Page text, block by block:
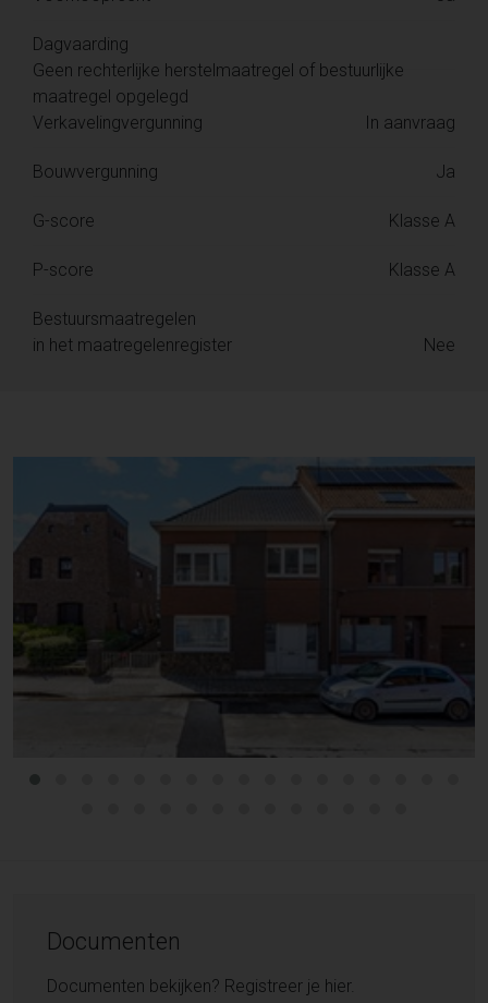
Dagvaarding
Geen rechterlijke herstelmaatregel of bestuurlijke
maatregel opgelegd
Verkavelingvergunning
In aanvraag
Bouwvergunning Ja
G-score Klasse A
P-score Klasse A
Bestuursmaatregelen
in het maatregelenregister
Nee
Documenten
Documenten bekijken? Registreer je hier.